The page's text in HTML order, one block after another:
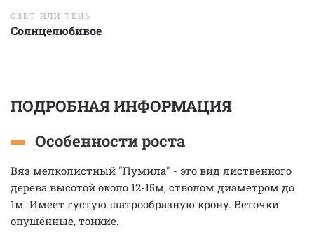
СВЕТ ИЛИ ТЕНЬ
Солнцелюбивое
ПОДРОБНАЯ ИНФОРМАЦИЯ
Особенности роста
Вяз мелколистный "Пумила" - это вид лиственного
дерева высотой около 12-15м, стволом диаметром до
1м. Имеет густую шатрообразную крону. Веточки
опушённые, тонкие.